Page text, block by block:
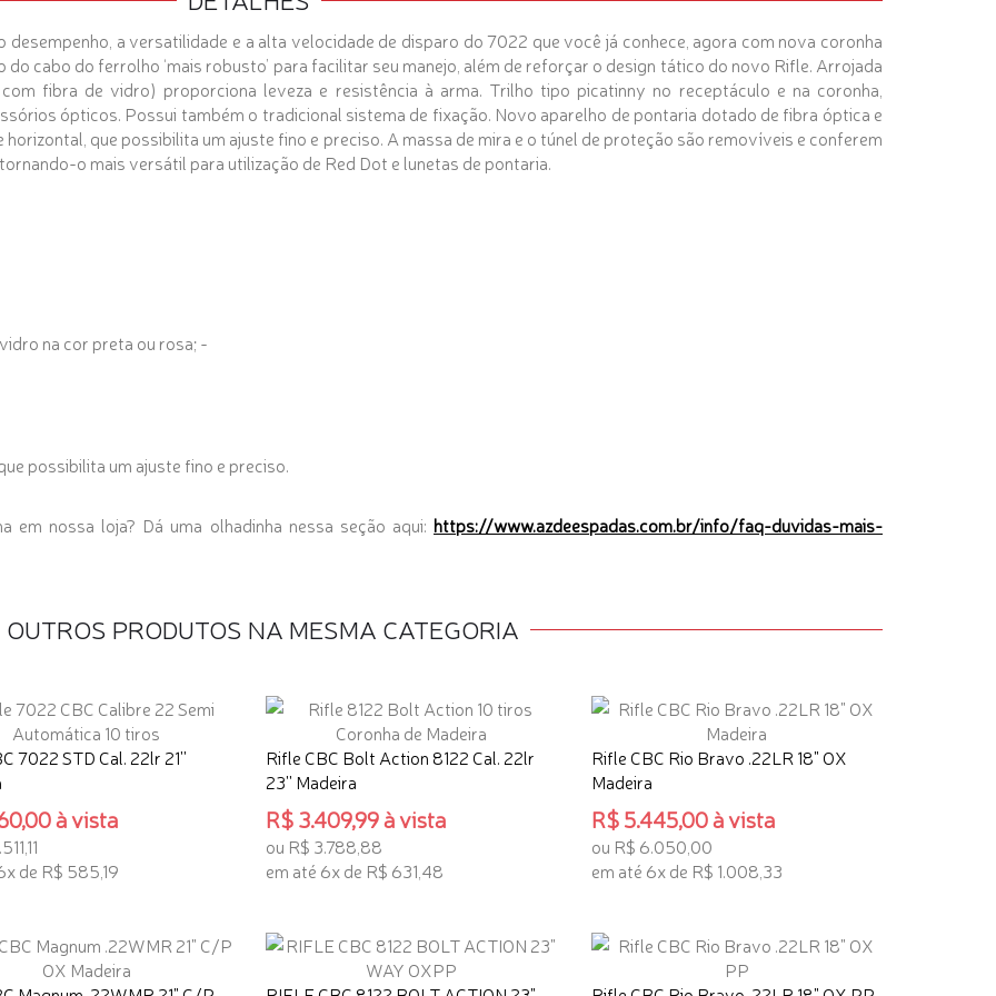
a versatilidade e a alta velocidade de disparo do 7022 que você já conhece, agora com nova coronha
cabo do ferrolho ‘mais robusto’ para facilitar seu manejo, além de reforçar o design tático do novo Rifle. Arrojada
fibra de vidro) proporciona leveza e resistência à arma. Trilho tipo picatinny no receptáculo e na coronha,
ópticos. Possui também o tradicional sistema de fixação. Novo aparelho de pontaria dotado de fibra óptica e
que possibilita um ajuste fino e preciso. A massa de mira e o túnel de proteção são removíveis e conferem
o mais versátil para utilização de Red Dot e lunetas de pontaria.
na cor preta ou rosa; -
possibilita um ajuste fino e preciso.
nossa loja? Dá uma olhadinha nessa seção aqui: https://www.azdeespadas.com.br/info/faq-duvidas-mais-
OUTROS PRODUTOS NA MESMA CATEGORIA
7022 STD Cal. 22lr 21''
à vista
de R$ 585,19
Rifle CBC Bolt Action 8122 Cal. 22lr
23'' Madeira
R$ 3.409,99 à vista
ou R$ 3.788,88
em até 6x de R$ 631,48
Rifle CBC Rio Bravo .22LR 18" OX
Madeira
R$ 5.445,00 à vista
ou R$ 6.050,00
em até 6x de R$ 1.008,33